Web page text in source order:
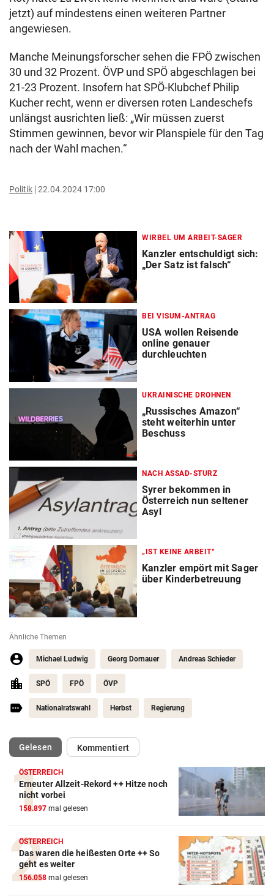
jetzt) auf mindestens einen weiteren Partner
angewiesen.
Manche Meinungsforscher sehen die FPÖ zwischen
30 und 32 Prozent. ÖVP und SPÖ abgeschlagen bei
21-23 Prozent. Insofern hat SPÖ-Klubchef Philip
Kucher recht, wenn er diversen roten Landeschefs
unlängst ausrichten ließ: „Wir müssen zuerst
Stimmen gewinnen, bevor wir Planspiele für den Tag
nach der Wahl machen.“
Politik 22.04.2024 17:00
WIRBEL UM ARBEIT-SAGER
Kanzler entschuldigt sich:
„Der Satz ist falsch“
BEI VISUM-ANTRAG
USA wollen Reisende
online genauer
durchleuchten
UKRAINISCHE DROHNEN
„Russisches Amazon“
steht weiterhin unter
Beschuss
NACH ASSAD-STURZ
Syrer bekommen in
Österreich nun seltener
Asyl
„IST KEINE ARBEIT“
Kanzler empört mit Sager
über Kinderbetreuung
Ähnliche Themen
Michael Ludwig Georg Dornauer Andreas Schieder
SPÖ FPÖ ÖVP
Nationalratswahl Herbst Regierung
Gelesen(ausgewählt)Kommentiert
ÖSTERREICH
Erneuter Allzeit-Rekord ++ Hitze noch
nicht vorbei
158.897 mal gelesen
ÖSTERREICH
Das waren die heißesten Orte ++ So
geht es weiter
156.058 mal gelesen